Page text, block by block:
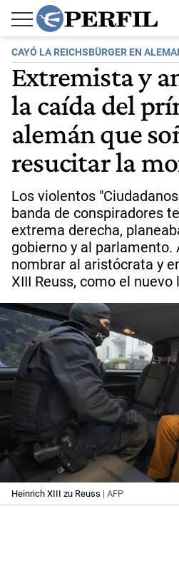
CAYÓ LA REICHSBÜRGER EN
Extremista y
la caída del
alemán que
resucitar la
Los violentos
banda de conspiradores
extrema derecha,
gobierno y al parlamento.
nombrar al aristócrata y
XIII Reuss, como el
Heinrich XIII zu Reuss | AFP